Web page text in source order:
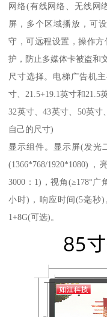
网络(有线网络、无线网
屏，多个区域播放，可
守，可远程设置，操作
护，防止多媒体卡被盗和
尺寸选择。电梯广告机
寸、21.5+19.1英寸和21.5
32英寸、43英寸、50英
自己的尺寸)
显示组件。显示屏(发光
(1366*768/1920*1080)，
3000：1)，视角(≥178°广
小时)，响应时间(5毫秒
1+8G(可选)。